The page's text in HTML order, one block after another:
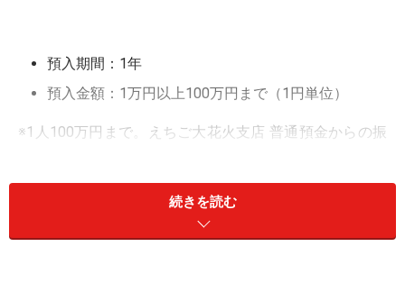
預入期間：1年
預入金額：1万円以上100万円まで（1円単位）
※1人100万円まで。えちご大花火支店 普通預金からの振
続きを読む